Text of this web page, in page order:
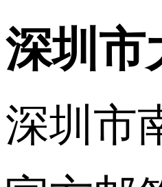
深圳市
深圳市